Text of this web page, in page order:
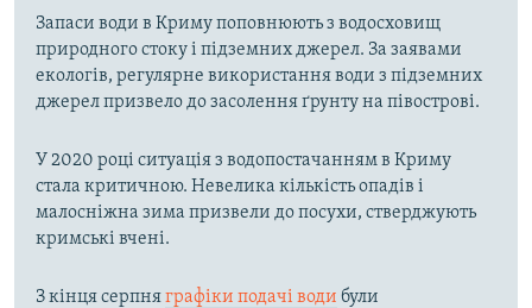
Запаси води в Криму поповнюють з водосховищ
природного стоку і підземних джерел. За заявами
екологів, регулярне використання води з підземних
джерел призвело до засолення ґрунту на півострові.
У 2020 році ситуація з водопостачанням в Криму
стала критичною. Невелика кількість опадів і
малосніжна зима призвели до посухи, стверджують
кримські вчені.
З кінця серпняграфіки подачі води були